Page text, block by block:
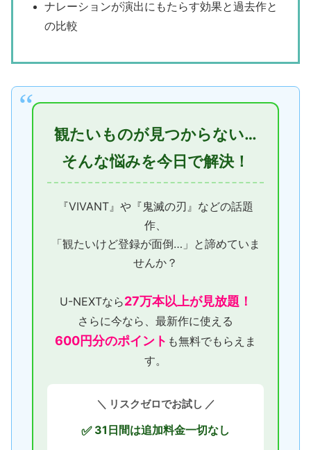
ナレーションが演出にもたらす効果と過去作と
の比較
観たいものが見つからない…
そんな悩みを今日で解決！
『VIVANT』や『鬼滅の刃』などの話題
作、
「観たいけど登録が面倒…」と諦めていま
せんか？
U-NEXTなら27万本以上が見放題！
さらに今なら、最新作に使える
600円分のポイント も無料でもらえま
す。
＼ リスクゼロでお試し ／
✅31日間は追加料金一切なし